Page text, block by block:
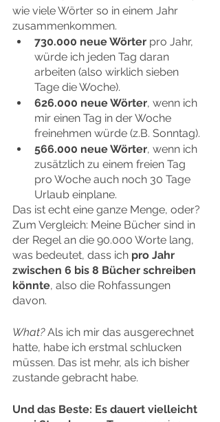
wie viele Wörter so in einem Jahr
zusammenkommen.
730.000 neue Wörter pro Jahr,
würde ich jeden Tag daran
arbeiten (also wirklich sieben
Tage die Woche).
626.000 neue Wörter, wenn ich
mir einen Tag in der Woche
freinehmen würde (z.B. Sonntag).
566.000 neue Wörter, wenn ich
zusätzlich zu einem freien Tag
pro Woche auch noch 30 Tage
Urlaub einplane.
Das ist echt eine ganze Menge, oder?
Zum Vergleich: Meine Bücher sind in
der Regel an die 90.000 Worte lang,
was bedeutet, dass ich pro Jahr
zwischen 6 bis 8 Bücher schreiben
könnte, also die Rohfassungen
davon.
What? Als ich mir das ausgerechnet
hatte, habe ich erstmal schlucken
müssen. Das ist mehr, als ich bisher
zustande gebracht habe.
Und das Beste: Es dauert vielleicht